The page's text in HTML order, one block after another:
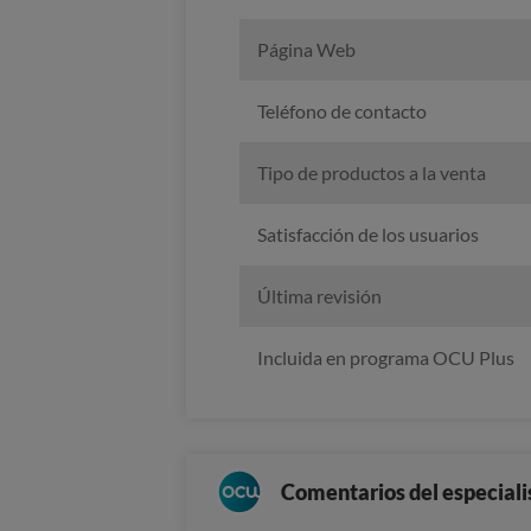
Página Web
Teléfono de contacto
Tipo de productos a la venta
Satisfacción de los usuarios
Última revisión
Incluida en programa OCU Plus
Comentarios del